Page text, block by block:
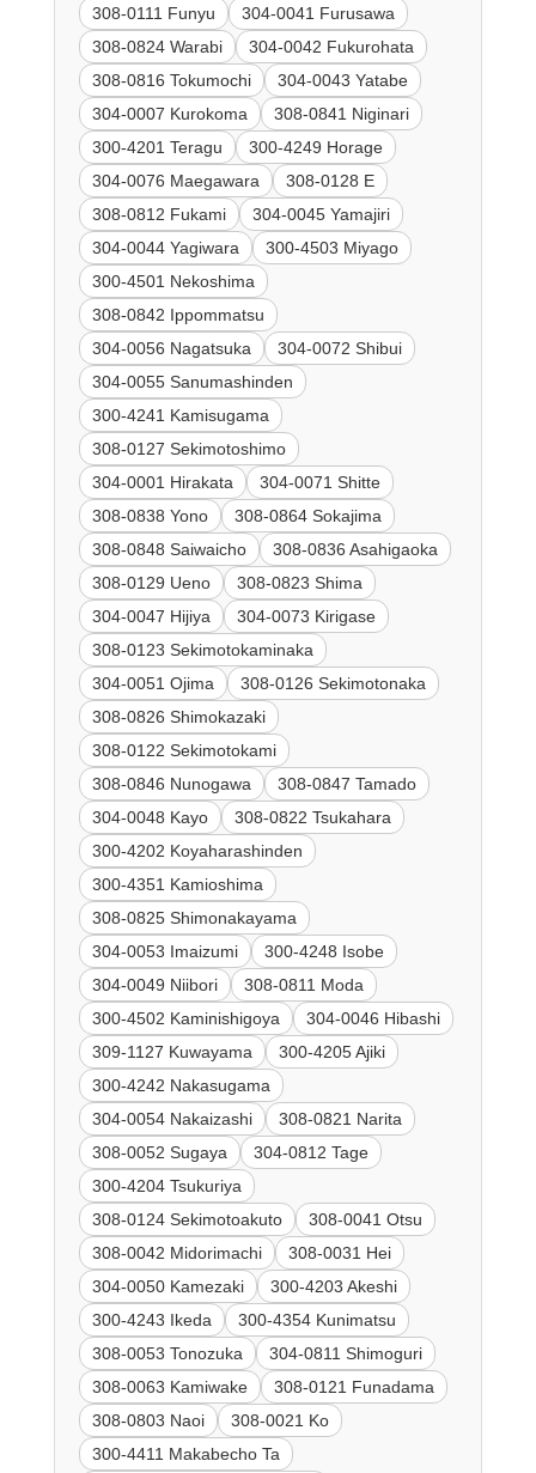
308-0111 Funyu
304-0041 Furusawa
308-0824 Warabi
304-0042 Fukurohata
308-0816 Tokumochi
304-0043 Yatabe
304-0007 Kurokoma
308-0841 Niginari
300-4201 Teragu
300-4249 Horage
304-0076 Maegawara
308-0128 E
308-0812 Fukami
304-0045 Yamajiri
304-0044 Yagiwara
300-4503 Miyago
300-4501 Nekoshima
308-0842 Ippommatsu
304-0056 Nagatsuka
304-0072 Shibui
304-0055 Sanumashinden
300-4241 Kamisugama
308-0127 Sekimotoshimo
304-0001 Hirakata
304-0071 Shitte
308-0838 Yono
308-0864 Sokajima
308-0848 Saiwaicho
308-0836 Asahigaoka
308-0129 Ueno
308-0823 Shima
304-0047 Hijiya
304-0073 Kirigase
308-0123 Sekimotokaminaka
304-0051 Ojima
308-0126 Sekimotonaka
308-0826 Shimokazaki
308-0122 Sekimotokami
308-0846 Nunogawa
308-0847 Tamado
304-0048 Kayo
308-0822 Tsukahara
300-4202 Koyaharashinden
300-4351 Kamioshima
308-0825 Shimonakayama
304-0053 Imaizumi
300-4248 Isobe
304-0049 Niibori
308-0811 Moda
300-4502 Kaminishigoya
304-0046 Hibashi
309-1127 Kuwayama
300-4205 Ajiki
300-4242 Nakasugama
304-0054 Nakaizashi
308-0821 Narita
308-0052 Sugaya
304-0812 Tage
300-4204 Tsukuriya
308-0124 Sekimotoakuto
308-0041 Otsu
308-0042 Midorimachi
308-0031 Hei
304-0050 Kamezaki
300-4203 Akeshi
300-4243 Ikeda
300-4354 Kunimatsu
308-0053 Tonozuka
304-0811 Shimoguri
308-0063 Kamiwake
308-0121 Funadama
308-0803 Naoi
308-0021 Ko
300-4411 Makabecho Ta